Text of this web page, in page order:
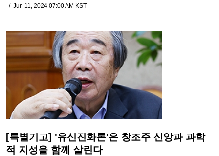
Jun 11, 2024 07:00 AM KST
[특별기고] '유신진화론'은 창조주 신앙과 과학
적 지성을 함께 살린다